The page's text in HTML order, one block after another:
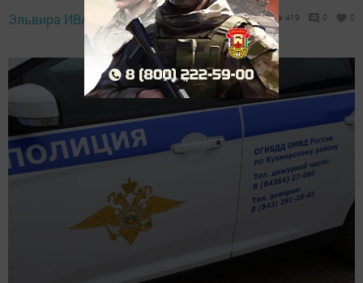
Эльвира ИВАНОВА, 31 января 2025 -
16:46
419 0 0